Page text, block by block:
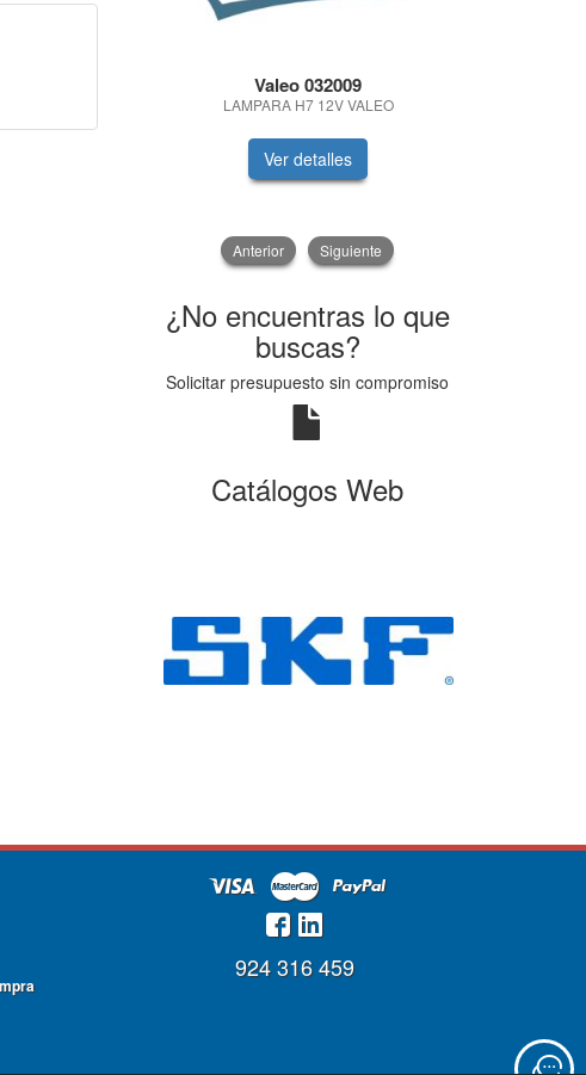
Valeo 032009
LAMPARA H7 12V VALEO
Ver detalles
Anterior Siguiente
¿No encuentras lo que
buscas?
Solicitar presupuesto sin compromiso
Catálogos Web
924 316 459